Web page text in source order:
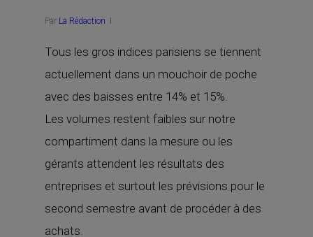
Par La Rédaction
Tous les gros indices parisiens se tiennent
actuellement dans un mouchoir de poche
avec des baisses entre 14% et 15%.
Les volumes restent faibles sur notre
compartiment dans la mesure ou les
gérants attendent les résultats des
entreprises et surtout les prévisions pour le
second semestre avant de procéder à des
achats.